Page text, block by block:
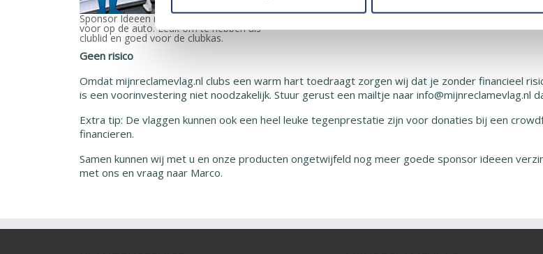
Sponsor Ideeen met Vlaggen, Clubvlag
voor op de auto. Leuk om te hebben als
clublid en goed voor de clubkas.
Geen risico
Omdat mijnreclamevlag.nl clubs een warm hart toedraagt zorgen wij dat je zonder financieel
is een voorinvestering niet noodzakelijk. Stuur gerust een mailtje naar info@mijnreclamevlag.nl
Extra tip: De vlaggen kunnen ook een heel leuke tegenprestatie zijn voor donaties bij een
financieren.
Samen kunnen wij met u en onze producten ongetwijfeld nog meer goede sponsor ideeen
met ons en vraag naar Marco.